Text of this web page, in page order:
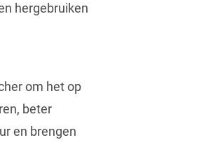
hergebruiken
om het op
beter
en brengen